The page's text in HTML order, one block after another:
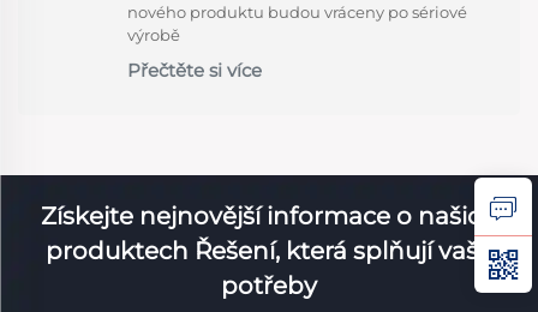
nového produktu budou vráceny po sériové
výrobě
Přečtěte si více
Získejte nejnovější informace o našich
produktech Řešení, která splňují vaše
potřeby